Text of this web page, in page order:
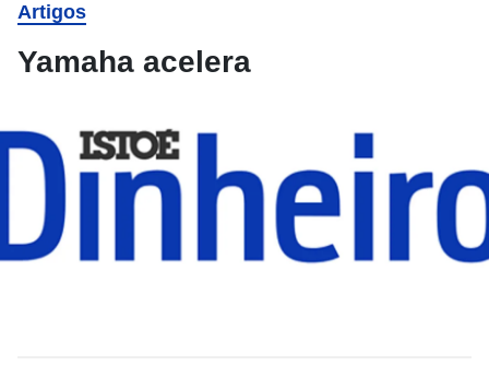
Artigos
Yamaha acelera